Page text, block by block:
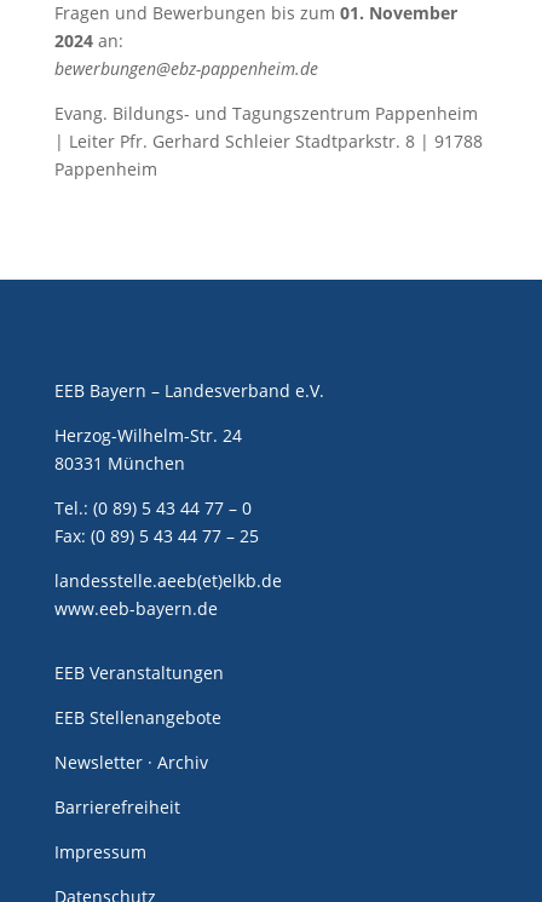
Fragen und Bewerbungen bis zum 01. November
2024an:
bewerbungen@ebz-pappenheim.de
Evang. Bildungs- und Tagungszentrum Pappenheim
| Leiter Pfr. Gerhard Schleier Stadtparkstr. 8 | 91788
Pappenheim
EEB Bayern – Landesverband e.V.
Herzog-Wilhelm-Str. 24
80331 München
Tel.: (0 89) 5 43 44 77 – 0
Fax: (0 89) 5 43 44 77 – 25
landesstelle.aeeb(et)elkb.de
www.eeb-bayern.de
EEB Veranstaltungen
EEB Stellenangebote
Newsletter · Archiv
Barrierefreiheit
Impressum
Datenschutz